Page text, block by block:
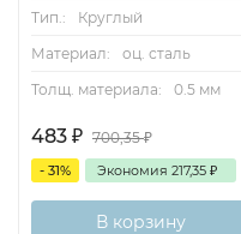
Тип.:
Круглый
Материал:
оц. сталь
Толщ. материала:
0.5 мм
483 ₽ 700,35₽
- 31% Экономия 217,35 ₽
В корзину